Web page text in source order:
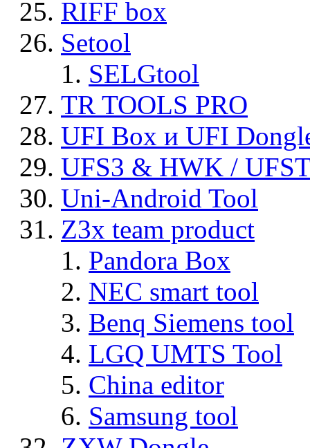
RIFF box
Setool
SELGtool
TR TOOLS PRO
UFI Box и UFI
UFS3 & HWK /
Uni-Android Tool
Z3x team product
Pandora Box
NEC smart tool
Benq Siemens tool
LGQ UMTS Tool
China editor
Samsung tool